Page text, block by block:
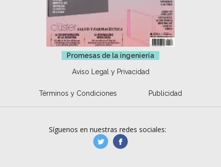
Promesas de la ingeniería
Aviso Legal y Privacidad
Términos y Condiciones Publicidad
Síguenos en nuestras redes sociales:
manufacturaGE